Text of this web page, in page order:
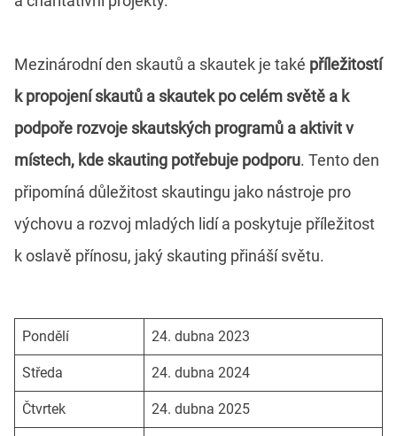
Mezinárodní den skautů a skautek je také příležitostí
k propojení skautů a skautek po celém světě a k
podpoře rozvoje skautských programů a aktivit v
místech, kde skauting potřebuje podporu. Tento den
připomíná důležitost skautingu jako nástroje pro
výchovu a rozvoj mladých lidí a poskytuje příležitost
k oslavě přínosu, jaký skauting přináší světu.
Pondělí 24. dubna 2023
Středa 24. dubna 2024
Čtvrtek 24. dubna 2025